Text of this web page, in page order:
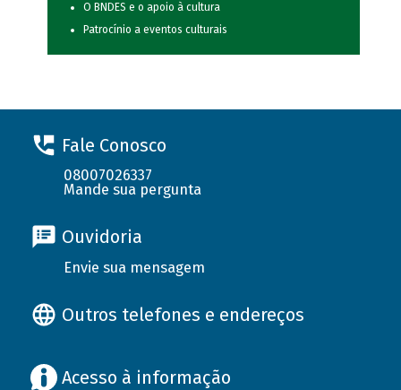
O BNDES e o apoio à cultura
Patrocínio a eventos culturais
Fale Conosco
08007026337
Mande sua pergunta
Ouvidoria
Envie sua mensagem
Outros telefones e endereços
Acesso à informação